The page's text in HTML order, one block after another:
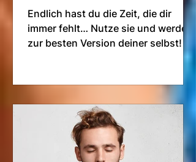
Endlich hast du die Zeit, die dir
immer fehlt… Nutze sie und werde
zur besten Version deiner selbst!